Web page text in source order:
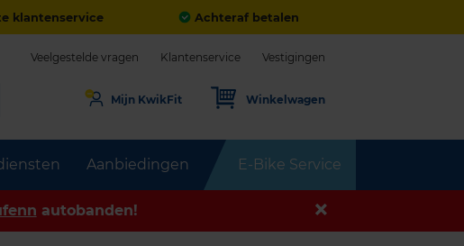
klantenservice Achteraf betalen
Aanbiedingen E-Bike Service
Veelgestelde vragen Klantenservice Vestigingen
Mijn KwikFit Winkelwagen
autobanden!